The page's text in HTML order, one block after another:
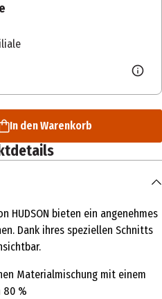
In den Warenkorb
HUDSON bieten ein angenehmes
Dank ihres speziellen Schnitts
Materialmischung mit einem
80 %